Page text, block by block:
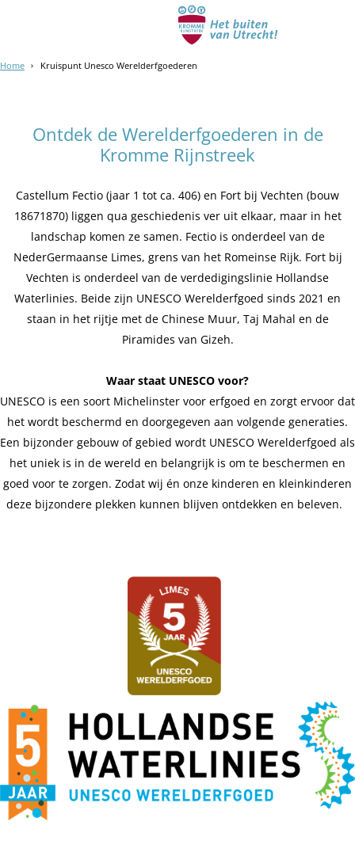
Home Kruispunt Unesco Werelderfgoederen
Ontdek de Werelderfgoederen in de
Kromme Rijnstreek
Castellum Fectio (jaar 1 tot ca. 406) en Fort bij Vechten (bouw
18671870) liggen qua geschiedenis ver uit elkaar, maar in het
landschap komen ze samen. Fectio is onderdeel van de
NederGermaanse Limes, grens van het Romeinse Rijk. Fort bij
Vechten is onderdeel van de verdedigingslinie Hollandse
Waterlinies. Beide zijn UNESCO Werelderfgoed sinds 2021 en
staan in het rijtje met de Chinese Muur, Taj Mahal en de
Piramides van Gizeh.
Waar staat UNESCO voor?
UNESCO is een soort Michelinster voor erfgoed en zorgt ervoor dat
het wordt beschermd en doorgegeven aan volgende generaties.
Een bijzonder gebouw of gebied wordt UNESCO Werelderfgoed als
het uniek is in de wereld en belangrijk is om te beschermen en
goed voor te zorgen. Zodat wij én onze kinderen en kleinkinderen
deze bijzondere plekken kunnen blijven ontdekken en beleven.